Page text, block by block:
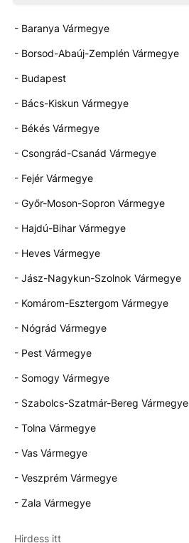
- Baranya Vármegye
- Borsod-Abaúj-Zemplén Vármegye
- Budapest
- Bács-Kiskun Vármegye
- Békés Vármegye
- Csongrád-Csanád Vármegye
- Fejér Vármegye
- Győr-Moson-Sopron Vármegye
- Hajdú-Bihar Vármegye
- Heves Vármegye
- Jász-Nagykun-Szolnok Vármegye
- Komárom-Esztergom Vármegye
- Nógrád Vármegye
- Pest Vármegye
- Somogy Vármegye
- Szabolcs-Szatmár-Bereg Vármegye
- Tolna Vármegye
- Vas Vármegye
- Veszprém Vármegye
- Zala Vármegye
Hirdess itt